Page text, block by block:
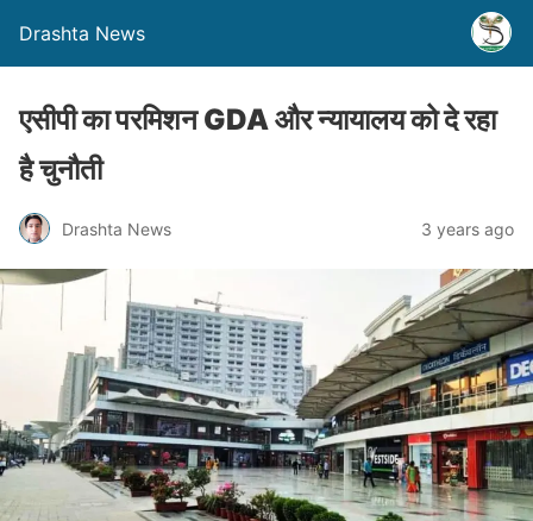
Drashta News
एसीपी का परमिशन GDA और न्यायालय को दे रहा
है चुनौती
Drashta News 3 years ago